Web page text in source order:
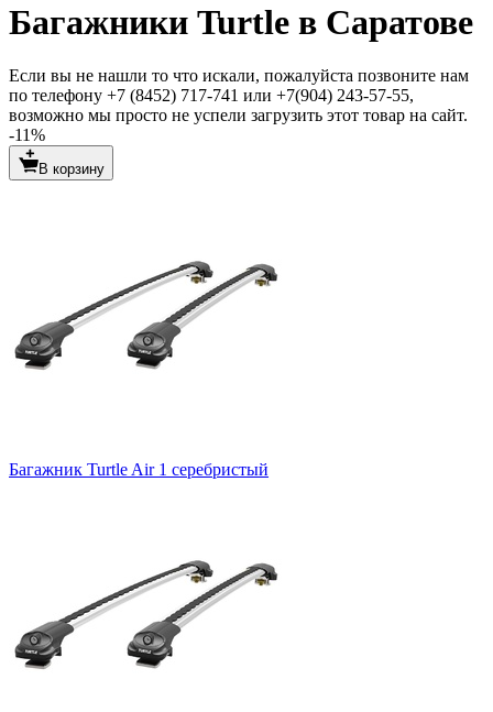
Багажники Turtle в Саратове
Если вы не нашли то что искали, пожалуйста позвоните нам
по телефону +7 (8452) 717-741 или +7(904) 243-57-55,
возможно мы просто не успели загрузить этот товар на сайт.
-11%
В корзину
Багажник Turtle Air 1 серебристый